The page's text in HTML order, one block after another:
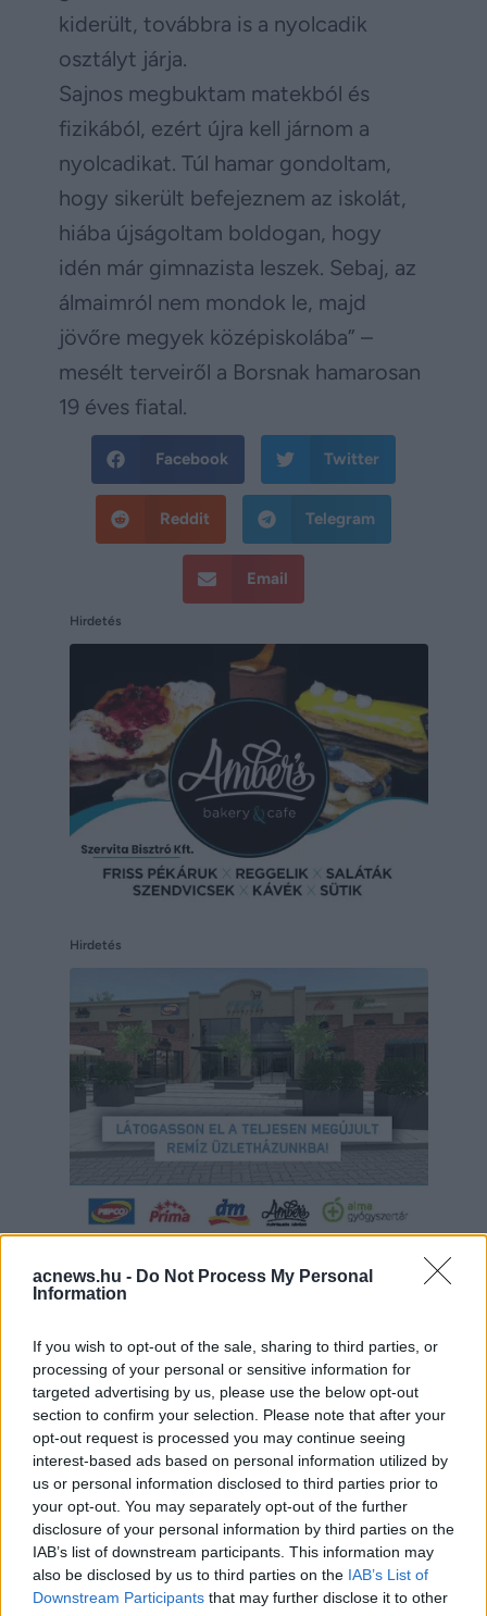
acnews.hu - Do Not Process My Personal
Information
If you wish to opt-out of the sale, sharing to third parties, or
processing of your personal or sensitive information for
targeted advertising by us, please use the below opt-out
section to confirm your selection. Please note that after your
opt-out request is processed you may continue seeing
interest-based ads based on personal information utilized by
us or personal information disclosed to third parties prior to
your opt-out. You may separately opt-out of the further
disclosure of your personal information by third parties on the
IAB’s list of downstream participants. This information may
also be disclosed by us to third parties on the IAB’s List of
Downstream Participants that may further disclose it to other
kiderült, továbbra is a nyolcadik
osztályt járja.
Sajnos megbuktam matekból és
fizikából, ezért újra kell járnom a
nyolcadikat. Túl hamar gondoltam,
hogy sikerült befejeznem az iskolát,
hiába újságoltam boldogan, hogy
idén már gimnazista leszek. Sebaj, az
álmaimról nem mondok le, majd
jövőre megyek középiskolába” –
mesélt terveiről a Borsnak hamarosan
19 éves fiatal.
Facebook Twitter
Reddit Telegram
Email
Hirdetés
Hirdetés
Hirdetés
Hirdetés